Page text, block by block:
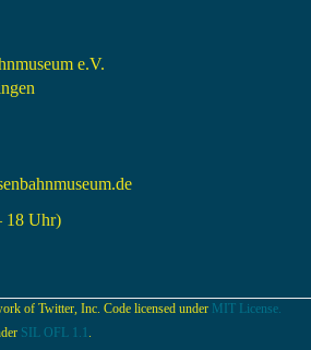
e.V.
18 Uhr)
of Twitter, Inc. Code licensed under MIT License.
SIL OFL 1.1 .